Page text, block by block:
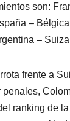
son:
–
–
frente a
ranking de